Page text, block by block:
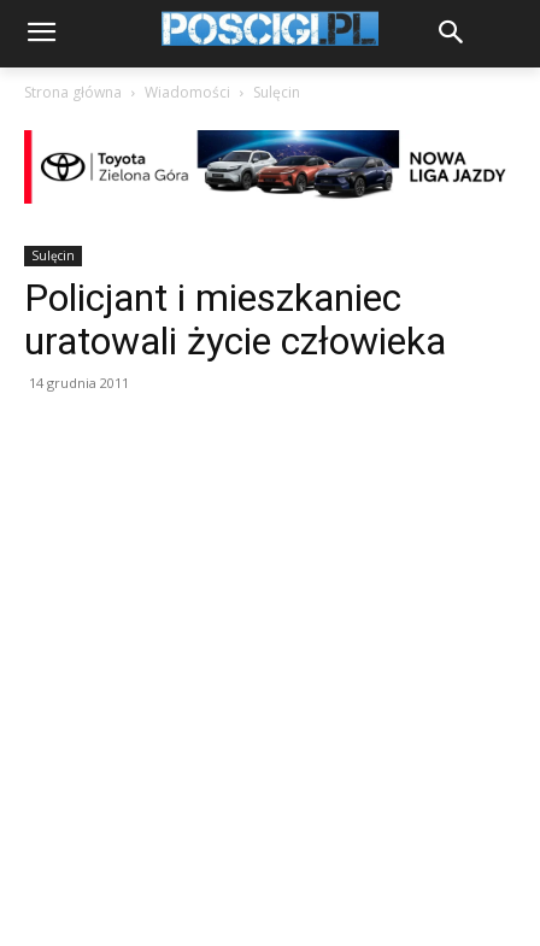
Strona główna Wiadomości Sulęcin
Sulęcin
Policjant i mieszkaniec
uratowali życie człowieka
14 grudnia 2011